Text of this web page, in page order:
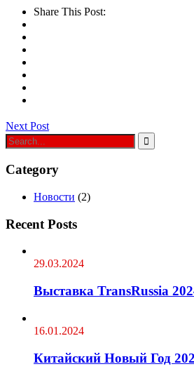
Share This Post:
Next Post
Category
Новости (2)
Recent Posts
29.03.2024
Выставка TransRussia
16.01.2024
Китайский Новый Год